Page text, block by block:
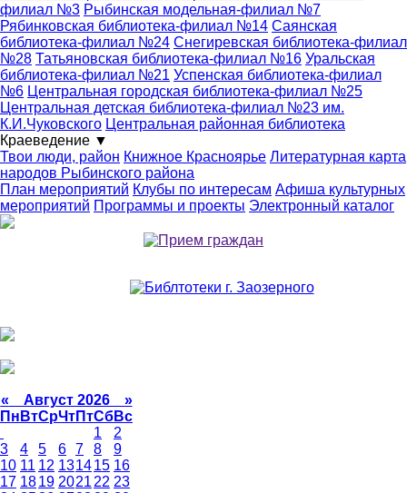
филиал №3 Рыбинская модельная-филиал №7
Рябинковская библиотека-филиал №14 Саянская
библиотека-филиал №24 Снегиревская библиотека-филиал
№28 Татьяновская библиотека-филиал №16 Уральская
библиотека-филиал №21 Успенская библиотека-филиал
№6 Центральная городская библиотека-филиал №25
Центральная детская библиотека-филиал №23 им.
К.И.Чуковского Центральная районная библиотека
Краеведение ▼
Твои люди, район Книжное Красноярье Литературная карта
народов Рыбинского района
План мероприятий Клубы по интересам Афиша культурных
мероприятий Программы и проекты Электронный каталог
« Август 2026 »
Пн ВтСрЧтПтСбВс
1
2
3
4 5 6 7 8
9
10 11 12 131415 16
17 1819 2021 22 23